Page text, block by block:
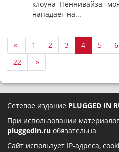
клоуна Пеннивайза,
нападает на...
« 1 2 3 4 5 6
22
»
Сетевое издание PLUGGED IN
При использовании
pluggedin.ru обязательна
Сайт использует IP-адреса,